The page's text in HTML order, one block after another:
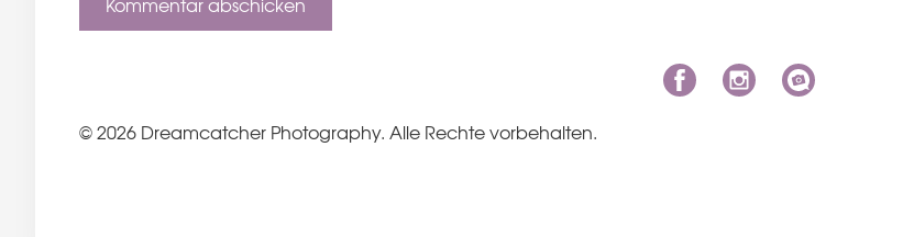
© 2026 Dreamcatcher Photography. Alle Rechte vorbehalten.